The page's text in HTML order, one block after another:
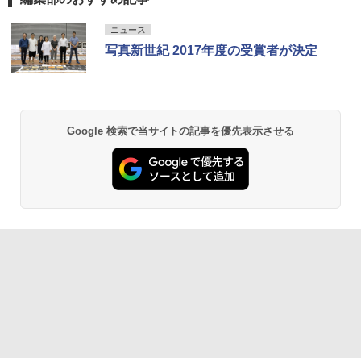
ニュース
写真新世紀 2017年度の受賞者が決定
Google 検索で当サイトの記事を優先表示させる